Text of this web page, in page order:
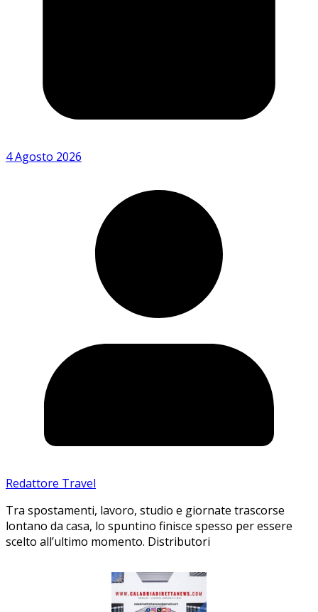
4 Agosto 2026
Redattore Travel
Tra spostamenti, lavoro, studio e giornate trascorse
lontano da casa, lo spuntino finisce spesso per essere
scelto all’ultimo momento. Distributori